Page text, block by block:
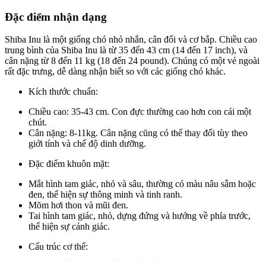
Đặc điểm nhận dạng
Shiba Inu là một giống chó nhỏ nhắn, cân đối và cơ bắp. Chiều cao
trung bình của Shiba Inu là từ 35 đến 43 cm (14 đến 17 inch), và
cân nặng từ 8 đến 11 kg (18 đến 24 pound). Chúng có một vẻ ngoài
rất đặc trưng, dễ dàng nhận biết so với các giống chó khác.
Kích thước chuẩn:
Chiều cao: 35-43 cm. Con đực thường cao hơn con cái một
chút.
Cân nặng: 8-11kg. Cân nặng cũng có thể thay đổi tùy theo
giới tính và chế độ dinh dưỡng.
Đặc điểm khuôn mặt:
Mắt hình tam giác, nhỏ và sâu, thường có màu nâu sẫm hoặc
đen, thể hiện sự thông minh và tinh ranh.
Mõm hơi thon và mũi đen.
Tai hình tam giác, nhỏ, dựng đứng và hướng về phía trước,
thể hiện sự cảnh giác.
Cấu trúc cơ thể: